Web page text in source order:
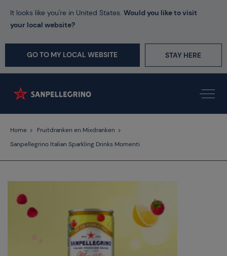
It looks like you're in United States. Would you like to visit
your local website?
GO TO MY LOCAL WEBSITE STAY HERE
Home
Fruitdranken en Mixdranken
Sanpellegrino Italian Sparkling Drinks Momenti